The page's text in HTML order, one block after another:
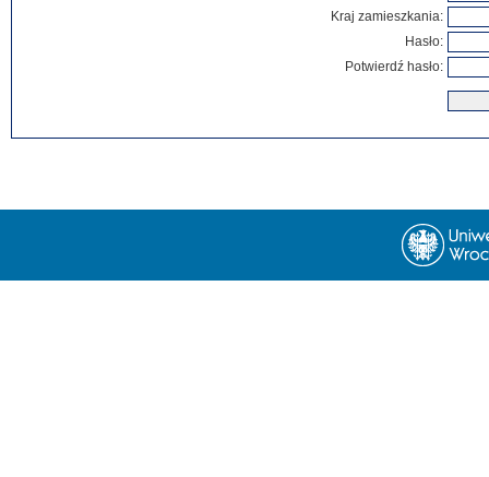
Kraj zamieszkania:
Hasło:
Potwierdź hasło: